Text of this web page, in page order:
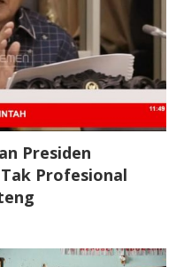
Presiden
Profesional